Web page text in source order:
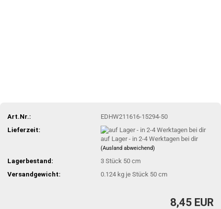
Art.Nr.:
EDHW211616-15294-50
Lieferzeit:
auf Lager - in 2-4 Werktagen bei dir
(Ausland abweichend)
Lagerbestand: 3Stück 50 cm
Versandgewicht:
0.124 kg je Stück 50 cm
8,45 EUR